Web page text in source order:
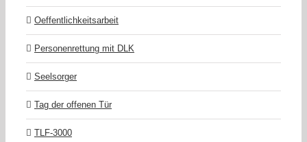
Oeffentlichkeitsarbeit
Personenrettung mit DLK
Seelsorger
Tag der offenen Tür
TLF-3000